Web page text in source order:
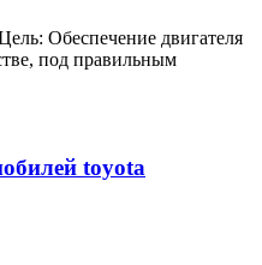
Обеспечение двигателя
под правильным
toyota